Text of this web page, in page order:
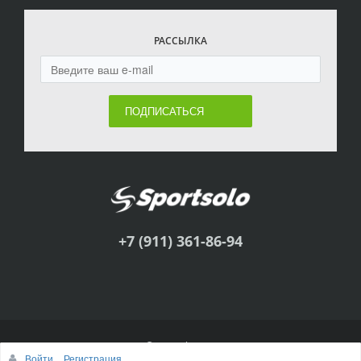
РАССЫЛКА
ПОДПИСАТЬСЯ
+7 (911) 361-86-94
© Sportsolo, 2011
Войти Регистрация